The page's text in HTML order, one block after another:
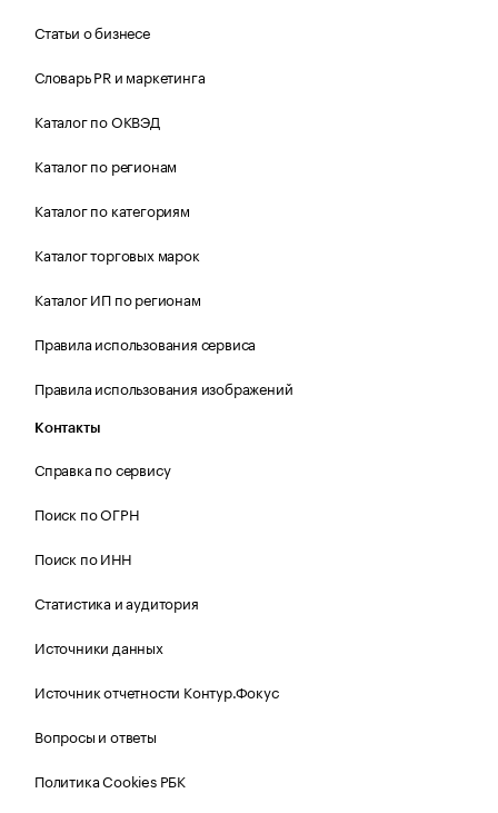
Статьи о бизнесе
Словарь PR и маркетинга
Каталог по ОКВЭД
Каталог по регионам
Каталог по категориям
Каталог торговых марок
Каталог ИП по регионам
Правила использования сервиса
Правила использования изображений
Контакты
Справка по сервису
Поиск по ОГРН
Поиск по ИНН
Статистика и аудитория
Источники данных
Источник отчетности Контур.Фокус
Вопросы и ответы
Политика Cookies РБК